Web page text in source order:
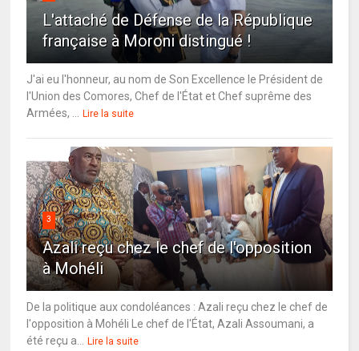
L'attaché de Défense de la République
française à Moroni distingué !
J'ai eu l'honneur, au nom de Son Excellence le Président de
l'Union des Comores, Chef de l'État et Chef suprême des
Armées, ...
Lire la suite
3
Azali reçu chez le chef de l'opposition
à Mohéli
De la politique aux condoléances : Azali reçu chez le chef de
l'opposition à Mohéli Le chef de l'État, Azali Assoumani, a
été reçu a...
Lire la suite